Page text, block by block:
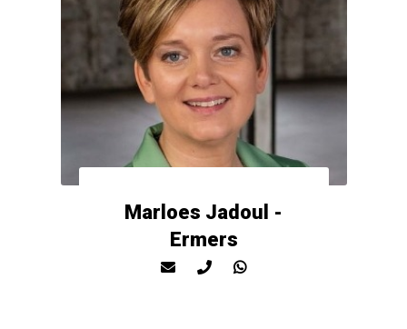
Marloes Jadoul -
Ermers